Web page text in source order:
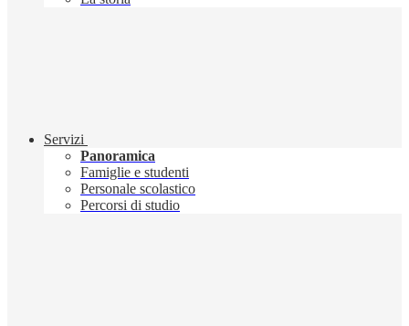
Servizi
Panoramica
Famiglie e studenti
Personale scolastico
Percorsi di studio